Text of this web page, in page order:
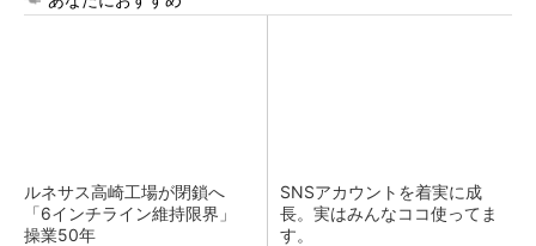
ルネサス高崎工場が閉鎖へ
「6インチライン維持限界」
操業50年
SNSアカウントを着実に成
長。実はみんなココ使ってま
す。